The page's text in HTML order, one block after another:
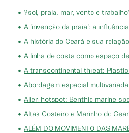
• ?sol, praia, mar, vento e trabalho?: caracterização produtiva das cidades
• A 'invenção da praia': a influência europeia no
• A história do Ceará e sua relação com a costa e o mar (topônimos, geoformas e
• A linha de costa como espaço de interface e identidade:
• A transcontinental threat: Plastic waste from
• Abordagem espacial multivariada aplicada ao estudo da
• Alien hotspot: Benthic marine species introduced
• Altas Costeiro e Marinho do
• ALÉM DO MOVIMENTO DAS MARÉS: uma história de modificação